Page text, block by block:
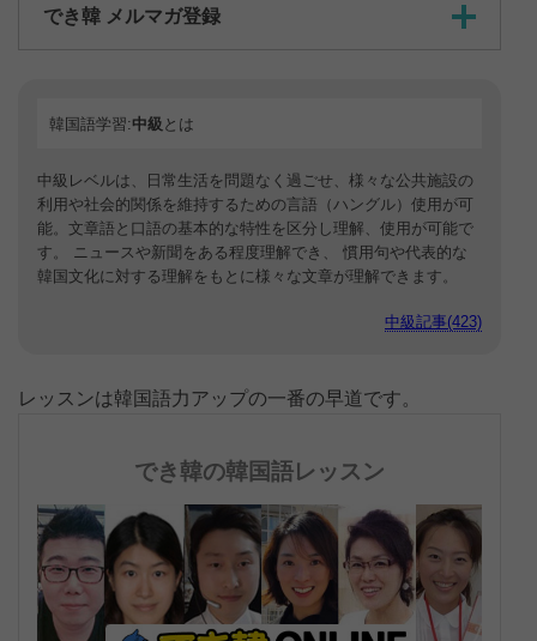
でき韓 メルマガ登録
韓国語学習:中級 とは
中級レベルは、日常生活を問題なく過ごせ、様々な公共施設の
利用や社会的関係を維持するための言語（ハングル）使用が可
能。文章語と口語の基本的な特性を区分し理解、使用が可能で
す。 ニュースや新聞をある程度理解でき、 慣用句や代表的な
韓国文化に対する理解をもとに様々な文章が理解できます。
中級記事(423)
レッスンは韓国語力アップの一番の早道です。
でき韓の韓国語レッスン